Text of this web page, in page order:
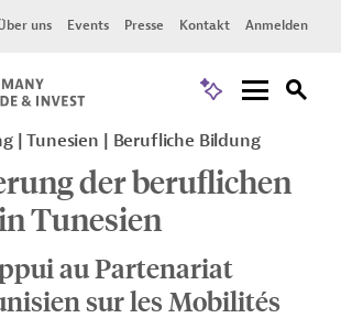
uns Events Presse Kontakt Anmelden
Tunesien Berufliche Bildung
der beruflichen
Tunesien
au Partenariat
sur les Mobilités